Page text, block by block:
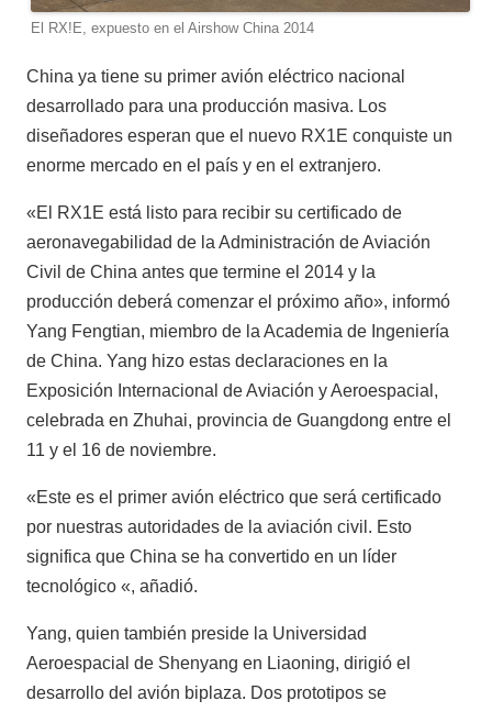
El RX!E, expuesto en el Airshow China 2014
China ya tiene su primer avión eléctrico nacional
desarrollado para una producción masiva. Los
diseñadores esperan que el nuevo RX1E conquiste un
enorme mercado en el país y en el extranjero.
«El RX1E está listo para recibir su certificado de
aeronavegabilidad de la Administración de Aviación
Civil de China antes que termine el 2014 y la
producción deberá comenzar el próximo año», informó
Yang Fengtian, miembro de la Academia de Ingeniería
de China. Yang hizo estas declaraciones en la
Exposición Internacional de Aviación y Aeroespacial,
celebrada en Zhuhai, provincia de Guangdong entre el
11 y el 16 de noviembre.
«Este es el primer avión eléctrico que será certificado
por nuestras autoridades de la aviación civil. Esto
significa que China se ha convertido en un líder
tecnológico «, añadió.
Yang, quien también preside la Universidad
Aeroespacial de Shenyang en Liaoning, dirigió el
desarrollo del avión biplaza. Dos prototipos se